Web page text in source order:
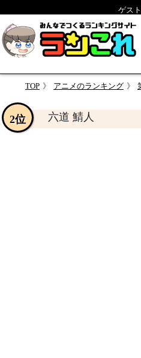
ゲス
TOP アニメのランキング
六道 鯖人
2位